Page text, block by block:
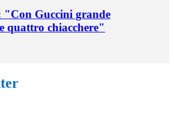
"Con Guccini grande
quattro chiacchere"